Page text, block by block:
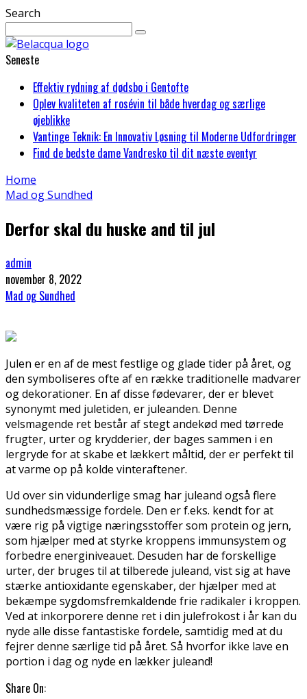
Search
Seneste
Effektiv rydning af dødsbo i Gentofte
Oplev kvaliteten af rosévin til både hverdag og særlige
øjeblikke
Vantinge Teknik: En Innovativ Løsning til Moderne Udfordringer
Find de bedste dame Vandresko til dit næste eventyr
Home
Mad og Sundhed
Derfor skal du huske and til jul
admin
november 8, 2022
Mad og Sundhed
Julen er en af de mest festlige og glade tider på året, og
den symboliseres ofte af en række traditionelle madvarer
og dekorationer. En af disse fødevarer, der er blevet
synonymt med juletiden, er juleanden. Denne
velsmagende ret består af stegt andekød med tørrede
frugter, urter og krydderier, der bages sammen i en
lergryde for at skabe et lækkert måltid, der er perfekt til
at varme op på kolde vinteraftener.
Ud over sin vidunderlige smag har juleand også flere
sundhedsmæssige fordele. Den er f.eks. kendt for at
være rig på vigtige næringsstoffer som protein og jern,
som hjælper med at styrke kroppens immunsystem og
forbedre energiniveauet. Desuden har de forskellige
urter, der bruges til at tilberede juleand, vist sig at have
stærke antioxidante egenskaber, der hjælper med at
bekæmpe sygdomsfremkaldende frie radikaler i kroppen.
Ved at inkorporere denne ret i din julefrokost i år kan du
nyde alle disse fantastiske fordele, samtidig med at du
fejrer denne særlige tid på året. Så hvorfor ikke lave en
portion i dag og nyde en lækker juleand!
Share On: